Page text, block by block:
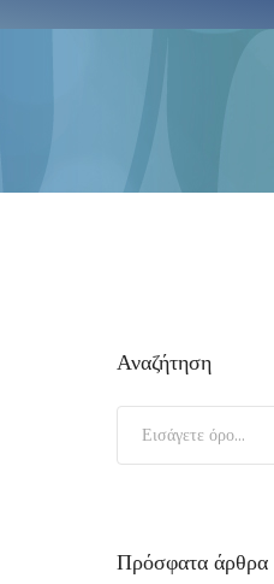
Αναζήτηση
Πρόσφατα άρθρα